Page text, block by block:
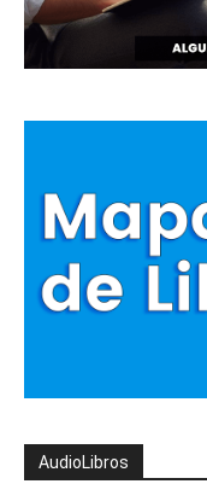
AudioLibros